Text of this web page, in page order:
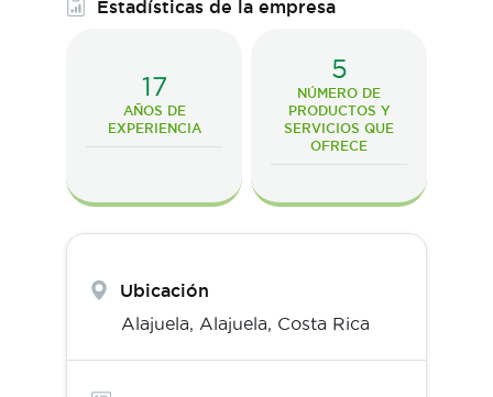
Estadísticas de la empresa
17
AÑOS DE
EXPERIENCIA
5
NÚMERO DE
PRODUCTOS Y
SERVICIOS QUE
OFRECE
Ubicación
Alajuela, Alajuela, Costa Rica